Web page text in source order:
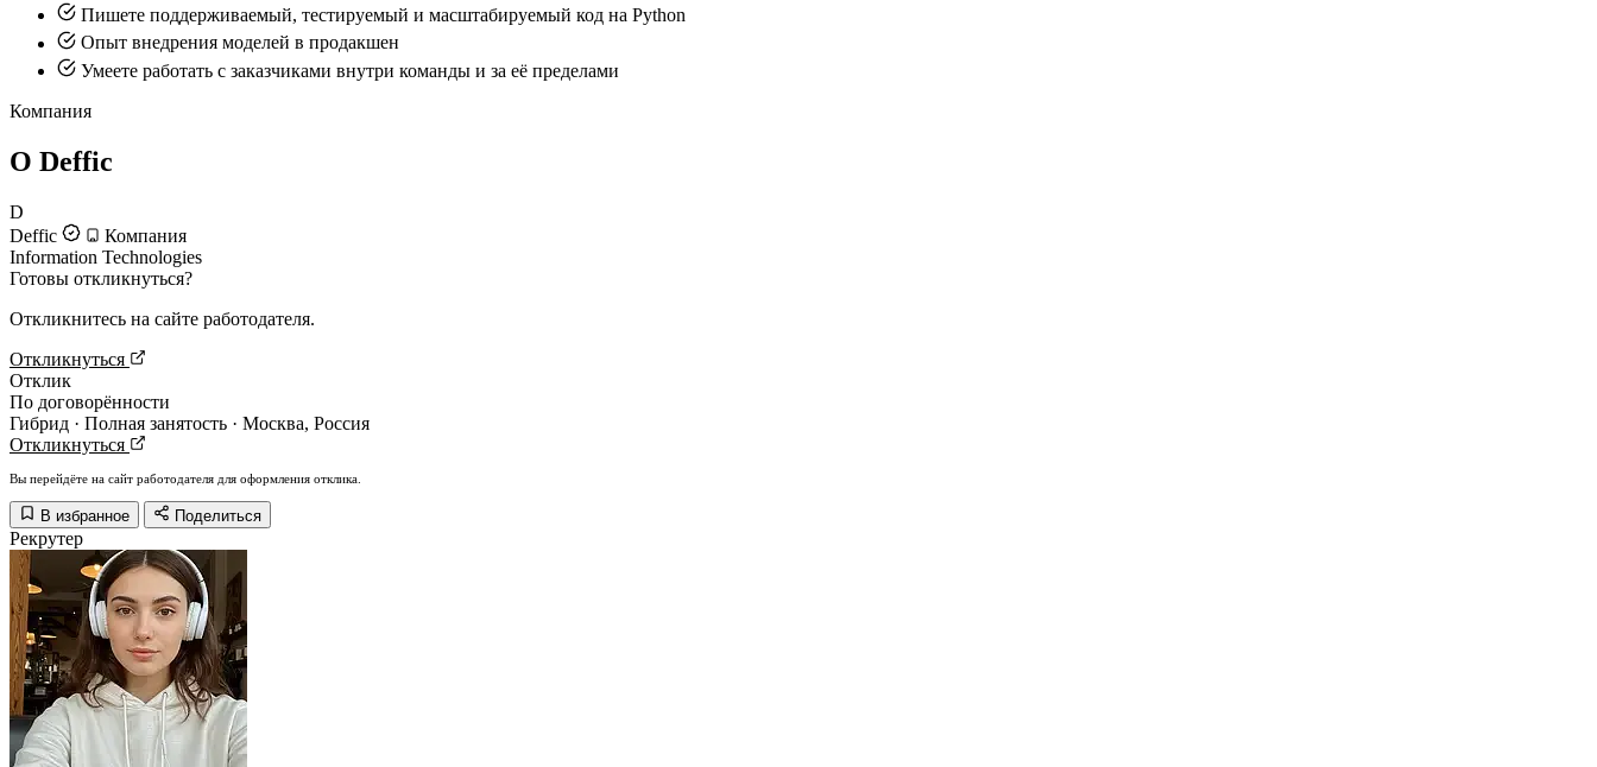
Пишете поддерживаемый, тестируемый и масштабируемый код на Python
Опыт внедрения моделей в продакшен
Умеете работать с заказчиками внутри команды и за её пределами
Компания
О Deffic
D
Deffic
Компания
Information Technologies
Готовы откликнуться?
Откликнитесь на сайте работодателя.
Откликнуться
Отклик
По договорённости
Гибрид · Полная занятость · Москва, Россия
Откликнуться
Вы перейдёте на сайт работодателя для оформления отклика.
В избранное Поделиться
Рекрутер